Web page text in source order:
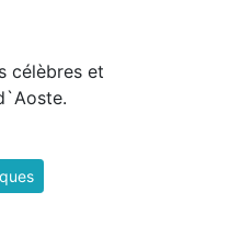
célèbres et